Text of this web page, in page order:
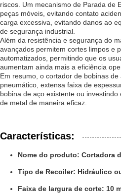
riscos. Um mecanismo de Parada de
peças móveis, evitando contato
carga excessiva, evitando danos ao
de segurança industrial.
Além da resistência e segurança do
avançados permitem cortes limpos e
automatizados, permitindo que os
aumentam ainda mais a eficiência
Em resumo, o cortador de bobinas
pneumático, extensa faixa de
bobina de aço existente ou
de metal de maneira eficaz.
Características:
Nome do produto: Cortadora
Tipo de Recoiler: Hidráulico
Faixa de largura de corte: 10